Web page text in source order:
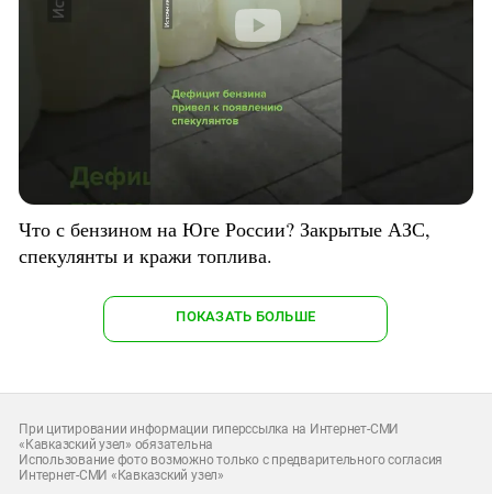
Что с бензином на Юге России? Закрытые АЗС,
спекулянты и кражи топлива.
ПОКАЗАТЬ БОЛЬШЕ
При цитировании информации гиперссылка на Интернет-СМИ
«Кавказский узел» обязательна
Использование фото возможно только с предварительного согласия
Интернет-СМИ «Кавказский узел»